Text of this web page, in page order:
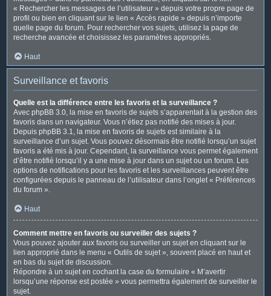
« Rechercher les messages de l’utilisateur » depuis votre propre page de
profil ou bien en cliquant sur le lien « Accès rapide » depuis n’importe
quelle page du forum. Pour rechercher vos sujets, utilisez la page de
recherche avancée et choisissez les paramètres appropriés.
Haut
Surveillance et favoris
Quelle est la différence entre les favoris et la surveillance ?
Avec phpBB 3.0, la mise en favoris de sujets s’apparentait à la gestion des
favoris dans un navigateur. Vous n’étiez pas notifié des mises à jour.
Depuis phpBB 3.1, la mise en favoris de sujets est similaire à la
surveillance d’un sujet. Vous pouvez désormais être notifié lorsqu’un sujet
favoris a été mis à jour. Cependant, la surveillance vous permet également
d’être notifié lorsqu’il y a une mise à jour dans un sujet ou un forum. Les
options de notifications pour les favoris et les surveillances peuvent être
configurées depuis le panneau de l’utilisateur dans l’onglet « Préférences
du forum ».
Haut
Comment mettre en favoris ou surveiller des sujets ?
Vous pouvez ajouter aux favoris ou surveiller un sujet en cliquant sur le
lien approprié dans le menu « Outils de sujet », souvent placé en haut et
en bas du sujet de discussion.
Répondre à un sujet en cochant la case du formulaire « M’avertir
lorsqu’une réponse est postée » vous permettra également de surveiller le
sujet.